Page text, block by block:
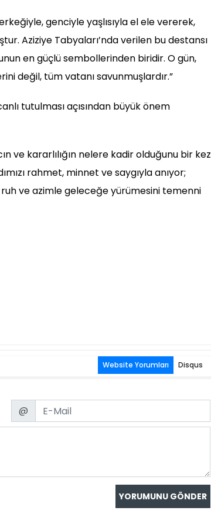
erkeğiyle, genciyle yaşlısıyla el ele vererek,
Aziziye Tabyaları’nda verilen bu destansı
en güçlü sembollerinden biridir. O gün,
değil, tüm vatanı savunmuşlardır.”
tutulması açısından büyük önem
ve kararlılığın nelere kadir olduğunu bir kez
rahmet, minnet ve saygıyla anıyor;
ve azimle geleceğe yürümesini temenni
Website Yorumları Disqus
Email
@